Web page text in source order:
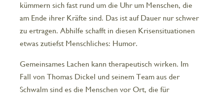
kümmern sich fast rund um die Uhr um Menschen, die
am Ende ihrer Kräfte sind. Das ist auf Dauer nur schwer
zu ertragen. Abhilfe schafft in diesen Krisen­situationen
etwas zutiefst Menschliches: Humor.
Gemeinsames Lachen kann therapeutisch wirken. Im
Fall von Thomas Dickel und seinem Team aus der
Schwalm sind es die Menschen vor Ort, die für